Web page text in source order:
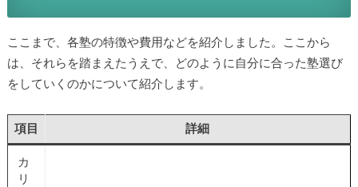
ここまで、各塾の特徴や費用などを紹介しました。ここから
は、それらを踏まえたうえで、どのように自分に合った塾選び
をしていくのかについて紹介します。
項目 詳細
カ
リ